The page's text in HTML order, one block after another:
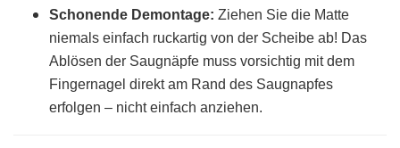
Schonende Demontage: Ziehen Sie die Matte
niemals einfach ruckartig von der Scheibe ab! Das
Ablösen der Saugnäpfe muss vorsichtig mit dem
Fingernagel direkt am Rand des Saugnapfes
erfolgen – nicht einfach anziehen.